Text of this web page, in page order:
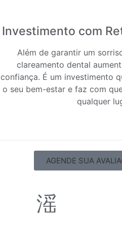
Investimento com
Além de garantir um
clareamento dental
confiança. É um investimento
o seu bem-estar e faz com
qualquer
AGENDE SUA